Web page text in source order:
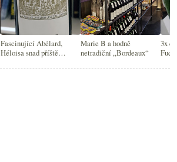
Fascinující Abélard,
Héloisa snad příště…
Marie B a hodně
netradiční „Bordeaux“
3x